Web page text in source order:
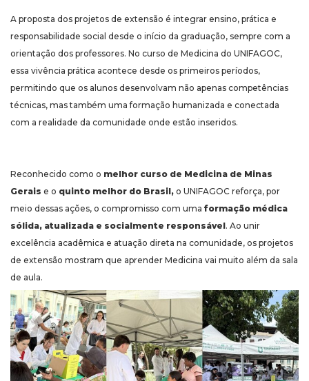
A proposta dos projetos de extensão é integrar ensino, prática e
responsabilidade social desde o início da graduação, sempre com a
orientação dos professores. No curso de Medicina do UNIFAGOC,
essa vivência prática acontece desde os primeiros períodos,
permitindo que os alunos desenvolvam não apenas competências
técnicas, mas também uma formação humanizada e conectada
com a realidade da comunidade onde estão inseridos.
Reconhecido como o melhor curso de Medicina de Minas
Gerais e o quinto melhor do Brasil, o UNIFAGOC reforça, por
meio dessas ações, o compromisso com uma formação médica
sólida, atualizada e socialmente responsável. Ao unir
excelência acadêmica e atuação direta na comunidade, os projetos
de extensão mostram que aprender Medicina vai muito além da sala
de aula.